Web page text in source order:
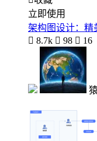
立即使用
架构图设计：精
 8.7k  98  16